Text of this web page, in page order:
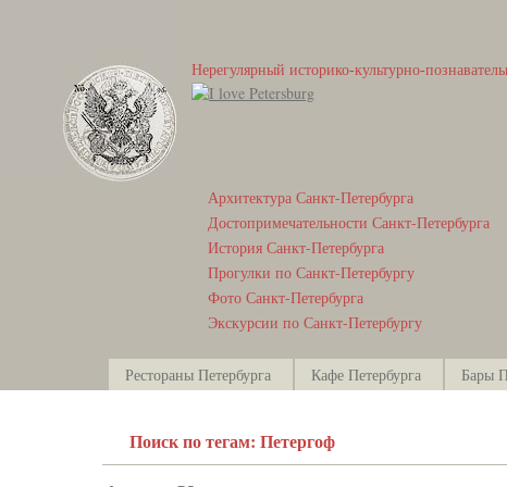
Нерегулярный историко-культурно-
Архитектура Санкт-Петербурга
Достопримечательности Санкт-Петербурга
История Санкт-Петербурга
Прогулки по Санкт-Петербургу
Фото Санкт-Петербурга
Экскурсии по Санкт-Петербургу
Рестораны Петербурга Кафе Петербурга Бары
Поиск по тегам: Петергоф